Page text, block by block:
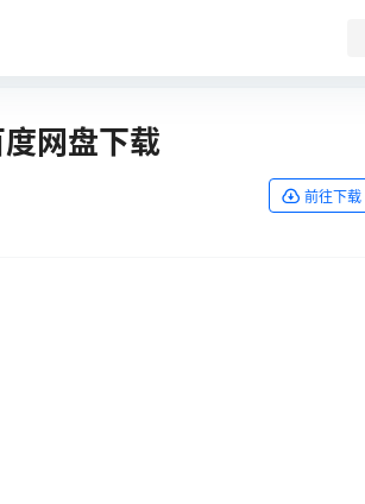
网盘下载
前往下载